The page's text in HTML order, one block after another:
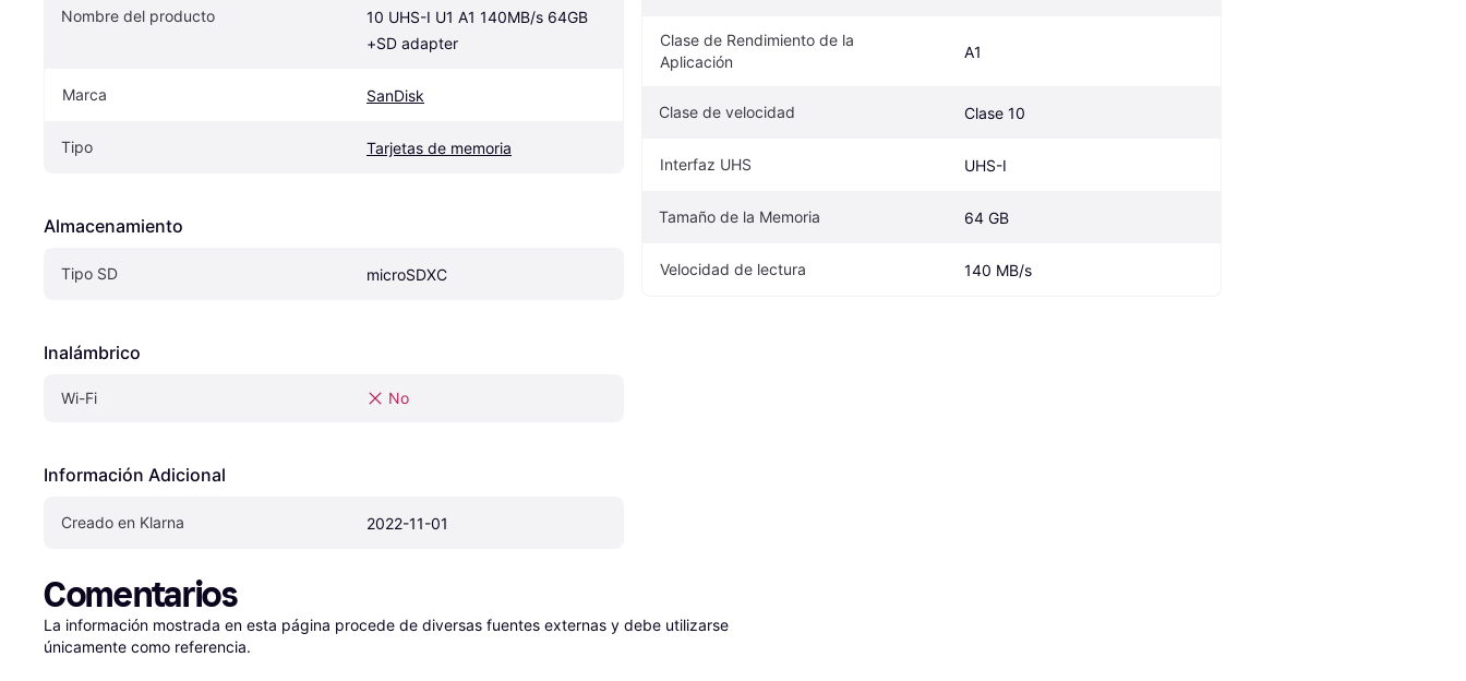
Nombre del producto
10 UHS-I U1 A1 140MB/s 64GB
+SD adapter
Marca SanDisk
Tipo Tarjetas de memoria
Almacenamiento
Tipo SD microSDXC
Inalámbrico
Wi-Fi No
Información Adicional
Creado en Klarna 2022-11-01
Clase de Rendimiento de la
Aplicación
A1
Clase de velocidad Clase 10
Interfaz UHS UHS-I
Tamaño de la Memoria 64 GB
Velocidad de lectura 140 MB/s
Comentarios
La información mostrada en esta página procede de diversas fuentes externas y debe utilizarse
únicamente como referencia.